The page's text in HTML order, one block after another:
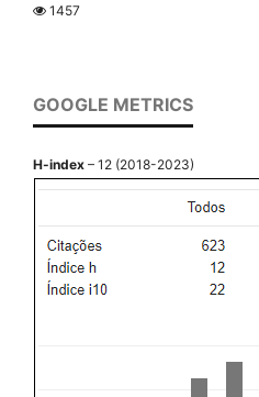
1457
GOOGLE METRICS
H-index – 12 (2018-2023)